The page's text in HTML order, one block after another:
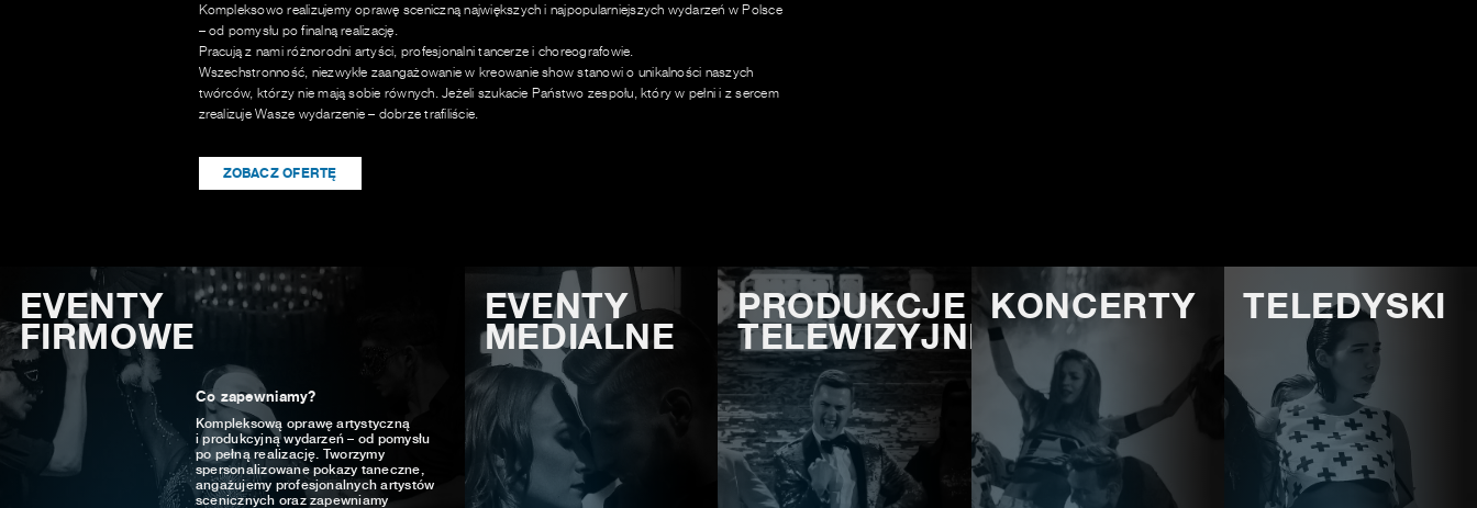
Kompleksowo realizujemy oprawę sceniczną największych i najpopularniejszych wydarzeń w Polsce
– od pomysłu po finalną realizację.
Pracują z nami różnorodni artyści, profesjonalni tancerze i choreografowie.
Wszechstronność, niezwykłe zaangażowanie w kreowanie show stanowi o unikalności naszych
twórców, którzy nie mają sobie równych. Jeżeli szukacie Państwo zespołu, który w pełni i z sercem
zrealizuje Wasze wydarzenie – dobrze trafiliście.
ZOBACZ OFERTĘ
EVENTY
FIRMOWE
Co zapewniamy?
Kompleksową oprawę artystyczną
i produkcyjną wydarzeń – od pomysłu
po pełną realizację. Tworzymy
spersonalizowane pokazy taneczne,
angażujemy profesjonalnych artystów
scenicznych oraz zapewniamy
EVENTY
MEDIALNE
PRODUKCJE
TELEWIZYJNE
KONCERTY TELEDYSKI